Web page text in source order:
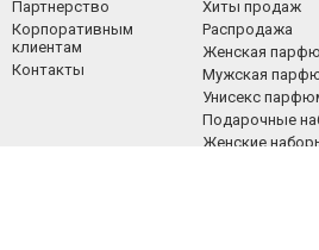
Партнерство
Корпоративным
клиентам
Контакты
Хиты продаж
Распродажа
Женская
Мужская
Унисекс
Подарочные
Женские